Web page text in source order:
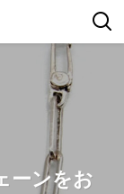
ーンをお